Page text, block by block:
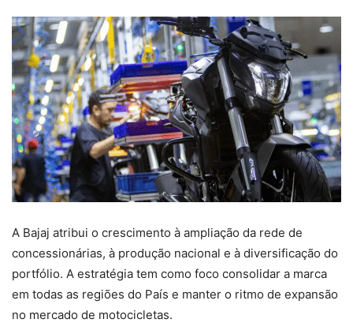
A Bajaj atribui o crescimento à ampliação da rede de
concessionárias, à produção nacional e à diversificação do
portfólio. A estratégia tem como foco consolidar a marca
em todas as regiões do País e manter o ritmo de expansão
no mercado de motocicletas.